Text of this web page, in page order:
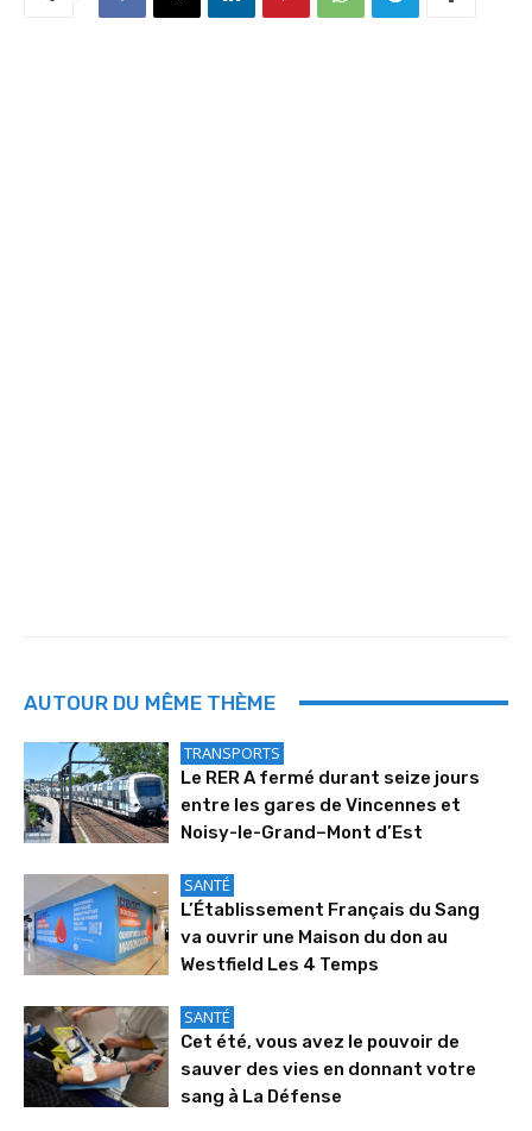
AUTOUR DU MÊME THÈME
TRANSPORTS
Le RER A fermé durant seize jours
entre les gares de Vincennes et
Noisy-le-Grand–Mont d’Est
SANTÉ
L’Établissement Français du Sang
va ouvrir une Maison du don au
Westfield Les 4 Temps
SANTÉ
Cet été, vous avez le pouvoir de
sauver des vies en donnant votre
sang à La Défense